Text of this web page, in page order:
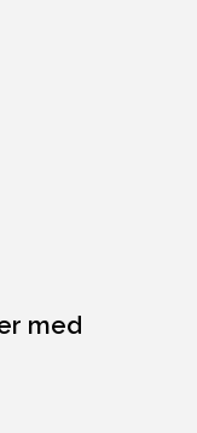
med